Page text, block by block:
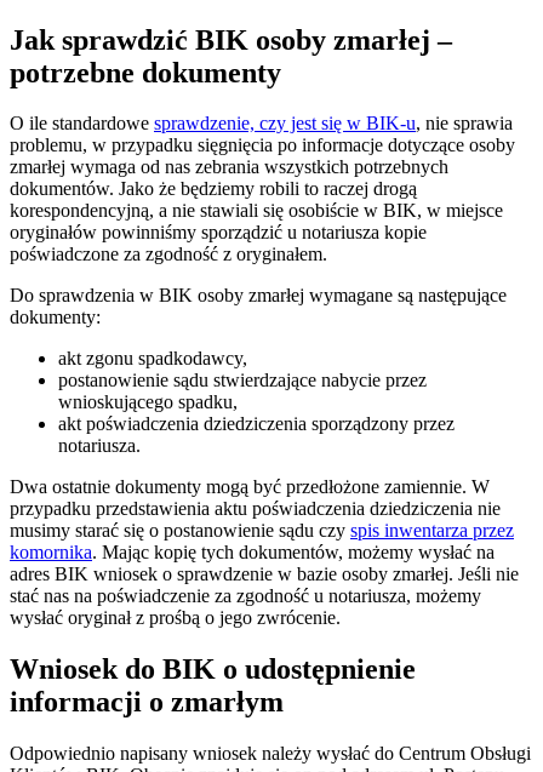
Jak sprawdzić BIK osoby zmarłej –
potrzebne dokumenty
O ile standardowe sprawdzenie, czy jest się w BIK-u, nie sprawia
problemu, w przypadku sięgnięcia po informacje dotyczące osoby
zmarłej wymaga od nas zebrania wszystkich potrzebnych
dokumentów. Jako że będziemy robili to raczej drogą
korespondencyjną, a nie stawiali się osobiście w BIK, w miejsce
oryginałów powinniśmy sporządzić u notariusza kopie
poświadczone za zgodność z oryginałem.
Do sprawdzenia w BIK osoby zmarłej wymagane są następujące
dokumenty:
akt zgonu spadkodawcy,
postanowienie sądu stwierdzające nabycie przez
wnioskującego spadku,
akt poświadczenia dziedziczenia sporządzony przez
notariusza.
Dwa ostatnie dokumenty mogą być przedłożone zamiennie. W
przypadku przedstawienia aktu poświadczenia dziedziczenia nie
musimy starać się o postanowienie sądu czy spis inwentarza przez
komornika. Mając kopię tych dokumentów, możemy wysłać na
adres BIK wniosek o sprawdzenie w bazie osoby zmarłej. Jeśli nie
stać nas na poświadczenie za zgodność u notariusza, możemy
wysłać oryginał z prośbą o jego zwrócenie.
Wniosek do BIK o udostępnienie
informacji o zmarłym
Odpowiednio napisany wniosek należy wysłać do Centrum Obsługi